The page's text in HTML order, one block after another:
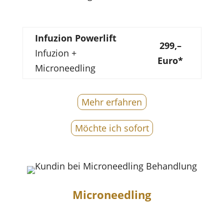
Infuzion Powerlift
Infuzion +
Microneedling
299,–
Euro*
Mehr erfahren
Möchte ich sofort
Microneedling